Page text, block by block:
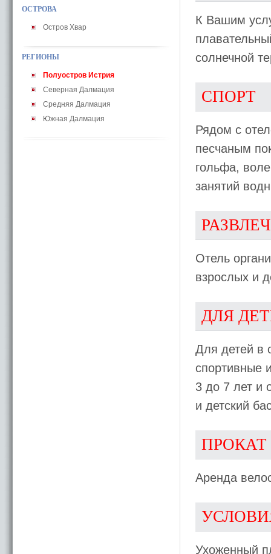
ОСТРОВА
Остров Хвар
РЕГИОНЫ
Полуостров Истрия
Северная Далмация
Средняя Далмация
Южная Далмация
К Вашим
солнечной
СПОРТ
Рядом с
песчаным
гольфа,
занятий
Отель
взрослых и
ДЛЯ
Для детей в
спортивные
3 до 7 лет и
и детский
ПРОКАТ
Аренда
Ухоженный